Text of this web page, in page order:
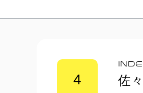
4 佐